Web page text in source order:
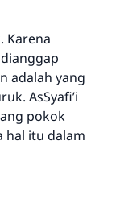
Karena
adalah yang
AsSyafi’i
pokok
hal itu dalam